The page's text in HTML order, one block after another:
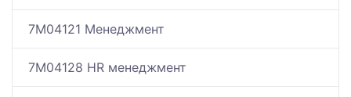
7M04121 Менеджмент
7M04128 HR менеджмент